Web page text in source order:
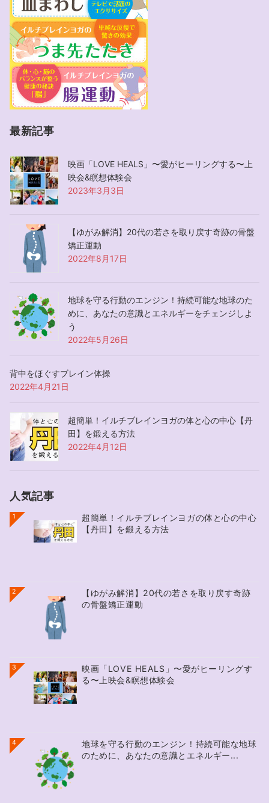
最新記事
映画「LOVE HEALS」〜愛がヒーリングする〜上
映会&瞑想体験会
2023年3月3日
【ゆがみ解消】20代の若さを取り戻す奇跡の骨盤
矯正運動
2022年8月17日
地球を守る行動のエンジン！持続可能な地球のた
めに、あなたの意識とエネルギーをチェンジしよ
う
2022年5月26日
背中をほぐすブレイン体操
2022年4月21日
超簡単！イルチブレインヨガの体と心の中心【丹
田】を鍛える方法
2022年4月12日
人気記事
1
超簡単！イルチブレインヨガの体と心の中心
【丹田】を鍛える方法
2
【ゆがみ解消】20代の若さを取り戻す奇跡
の骨盤矯正運動
3
映画「LOVE HEALS」〜愛がヒーリングす
る〜上映会&瞑想体験会
4
地球を守る行動のエンジン！持続可能な地球
のために、あなたの意識とエネルギー...